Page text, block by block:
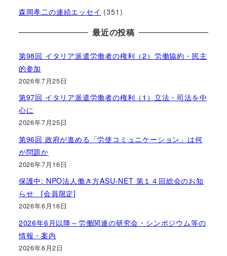
森岡孝二の連続エッセイ (351)
最近の投稿
第98回 イタリア派遣労働者の権利（2）労働協約・民主
的参加
2026年7月25日
第97回 イタリア派遣労働者の権利（1）立法・司法を中
心に
2026年7月25日
第96回 政府が進める「労使コミュニケーション」は何
が問題か
2026年7月16日
保護中: NPO法人働き方ASU-NET 第１４回総会のお知
らせ [会員限定]
2026年6月16日
2026年6月以降～労働関連の研究会・シンポジウム等の
情報・案内
2026年6月2日